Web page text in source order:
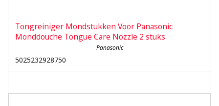
Tongreiniger Mondstukken Voor Panasonic
Monddouche Tongue Care Nozzle 2 stuks
Panasonic
5025232928750